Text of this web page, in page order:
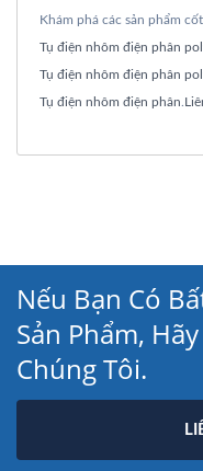
Khám phá các sản phẩm
Tụ điện nhôm điện phân
Tụ điện nhôm điện phân
Tụ điện nhôm điện phân
Nếu Bạn Có
Sản Phẩm,
Chúng Tôi.